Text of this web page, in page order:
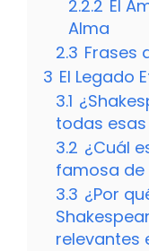
2.2.2 El
Alma
2.3 Frases
3 El Legado
3.1
todas
3.2 ¿Cuál
famosa de
3.3 ¿Por
relevantes